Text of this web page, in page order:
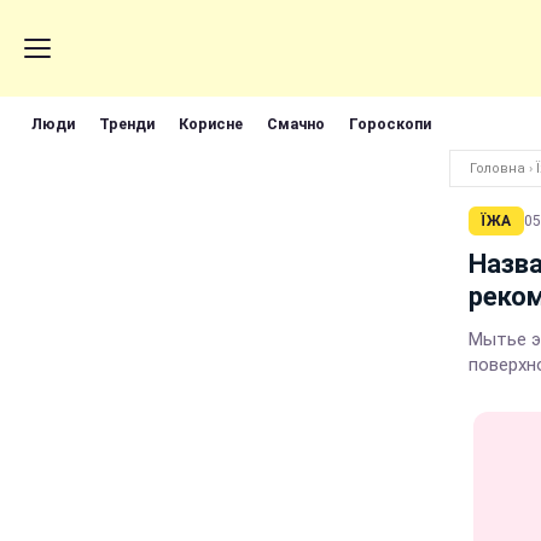
Люди Тренди Корисне Смачно Гороскопи
Головна ›
ЇЖА
Мытье